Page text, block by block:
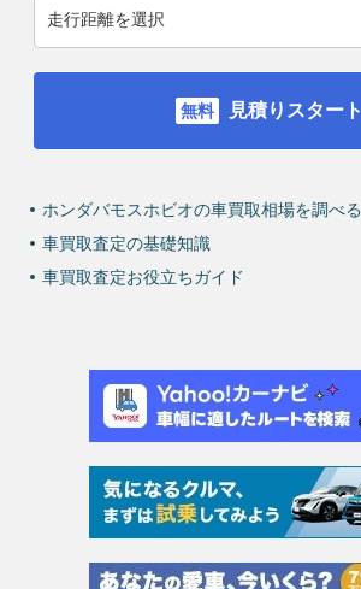
見積りスタート
ホンダバモスホビオの車買取相場を調べる
車買取査定の基礎知識
車買取査定お役立ちガイド